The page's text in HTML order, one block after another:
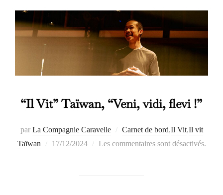
“Il Vit” Taïwan, “Veni, vidi, flevi !”
par La Compagnie Caravelle Carnet de bord,Il Vit,Il vit
Taïwan
Publié
17/12/2024 Les commentaires sont désactivés.